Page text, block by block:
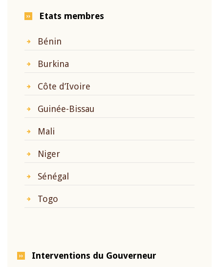
Etats membres
Bénin
Burkina
Côte d’Ivoire
Guinée-Bissau
Mali
Niger
Sénégal
Togo
Interventions du Gouverneur